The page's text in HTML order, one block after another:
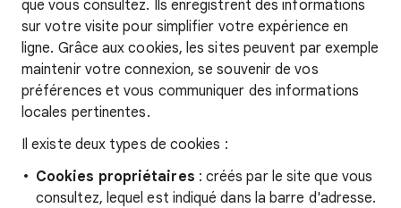
que vous consultez. Ils enregistrent des informations
sur votre visite pour simplifier votre expérience en
ligne. Grâce aux cookies, les sites peuvent par exemple
maintenir votre connexion, se souvenir de vos
préférences et vous communiquer des informations
locales pertinentes.
Il existe deux types de cookies :
Cookies propriétaires : créés par le site que vous
consultez, lequel est indiqué dans la barre d'adresse.